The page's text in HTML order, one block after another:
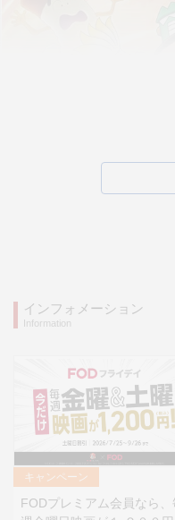
インフォメーション
Information
キャンペーン
FODプレミアム会員なら、